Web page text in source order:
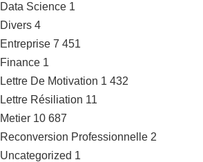
Data Science 1
Divers 4
Entreprise 7 451
Finance 1
Lettre De Motivation 1 432
Lettre Résiliation 11
Metier 10 687
Reconversion Professionnelle 2
Uncategorized 1